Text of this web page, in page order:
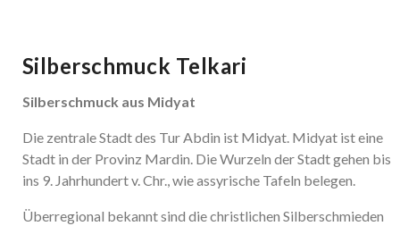
Silberschmuck Telkari
Silberschmuck aus Midyat
Die zentrale Stadt des Tur Abdin ist Midyat. Midyat ist eine
Stadt in der Provinz Mardin. Die Wurzeln der Stadt gehen bis
ins 9. Jahrhundert v. Chr., wie assyrische Tafeln belegen.
Überregional bekannt sind die christlichen Silberschmieden